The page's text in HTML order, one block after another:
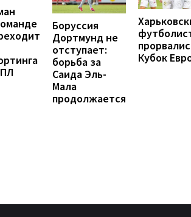
Боруссия
Дортмунд не
отступает:
борьба за
Саида Эль-
Мала
продолжается
Кубок